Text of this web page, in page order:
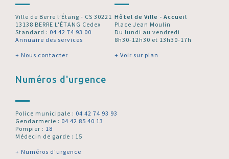
Ville de Berre l’Étang - CS 30221
13138 BERRE L'ÉTANG Cedex
Standard : 04 42 74 93 00
Annuaire des services
+ Nous contacter
Hôtel de Ville - Accueil
Place Jean Moulin
Du lundi au vendredi
8h30-12h30 et 13h30-17h
+ Voir sur plan
Numéros d'urgence
Police municipale : 04 42 74 93 93
Gendarmerie : 04 42 85 40 13
Pompier : 18
Médecin de garde : 15
+ Numéros d'urgence